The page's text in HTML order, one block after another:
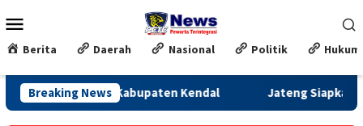
ke
kontenMobile
Berita Daerah Nasional Politik Hukum
Breaking News
Hukum di Kabupaten Kendal Jateng Siapkan Dana